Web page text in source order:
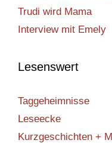
Trudi wird Mama
Interview mit Emely
Lesenswert
Taggeheimnisse
Leseecke
Kurzgeschichten +